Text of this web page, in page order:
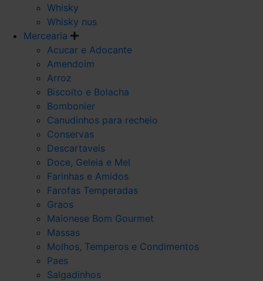
Whisky
Whisky nus
Mercearia
Acucar e Adocante
Amendoim
Arroz
Biscoito e Bolacha
Bombonier
Canudinhos para recheio
Conservas
Descartaveis
Doce, Geleia e Mel
Farinhas e Amidos
Farofas Temperadas
Graos
Maionese Bom Gourmet
Massas
Molhos, Temperos e Condimentos
Paes
Salgadinhos